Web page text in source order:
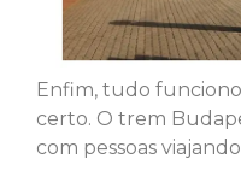
Enfim, tudo
certo. O trem
com pessoas